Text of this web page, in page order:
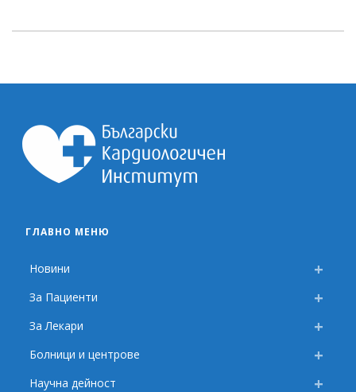
ГЛАВНО МЕНЮ
Новини
За Пациенти
За Лекари
Болници и центрове
Научна дейност